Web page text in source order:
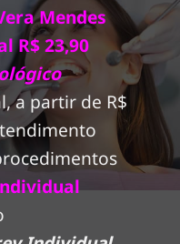
Mendes
R$ 23,90
a partir de R$